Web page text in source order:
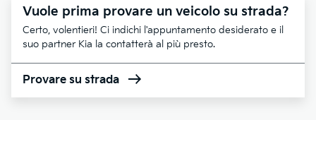
Vuole prima provare un veicolo su strada?
Certo, volentieri! Ci indichi l'appuntamento desiderato e il
suo partner Kia la contatterà al più presto.
Provare su strada